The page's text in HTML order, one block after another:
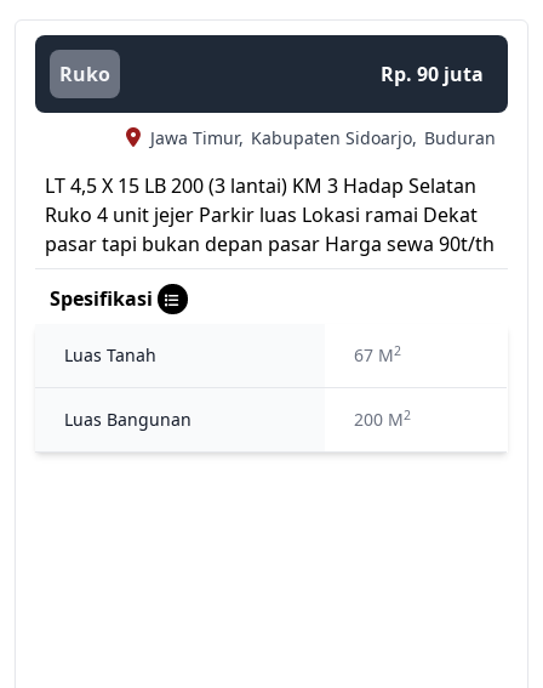
Ruko Rp. 90 juta
Jawa Timur, Kabupaten Sidoarjo, Buduran
LT 4,5 X 15 LB 200 (3 lantai) KM 3 Hadap Selatan
Ruko 4 unit jejer Parkir luas Lokasi ramai Dekat
pasar tapi bukan depan pasar Harga sewa 90t/th
Spesifikasi
Luas Tanah 67 M2
Luas Bangunan 200 M2